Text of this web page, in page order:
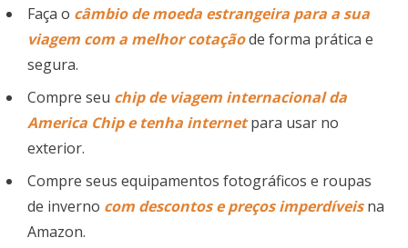
Faça o câmbio de moeda estrangeira para a sua
viagem com a melhor cotaçãode forma prática e
segura.
Compre seu chip de viagem internacionalda
America Chip e tenha internetpara usar no
exterior.
Compre seus equipamentos fotográficos e roupas
de inverno com descontos e preços imperdíveisna
Amazon.